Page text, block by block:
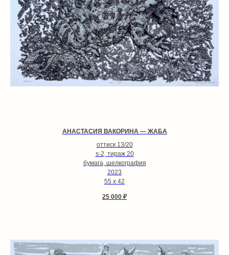
АНАСТАСИЯ ВАКОРИНА — ЖАБА
оттиск 13/20
s-2, тираж 20
бумага, шелкография
2023
55 х 42
25 000 ₽